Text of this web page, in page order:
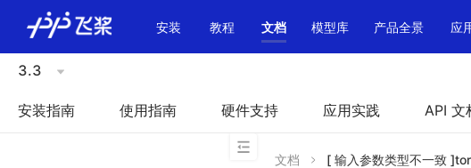
安装 教程 文档 模型库 产品全景 应
3.3
安装指南 使用指南 硬件支持 应用实践 API 文
文档 [ 输入参数类型不一致